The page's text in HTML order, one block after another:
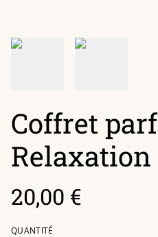
Coffret
20,00 €
QUANTITÉ